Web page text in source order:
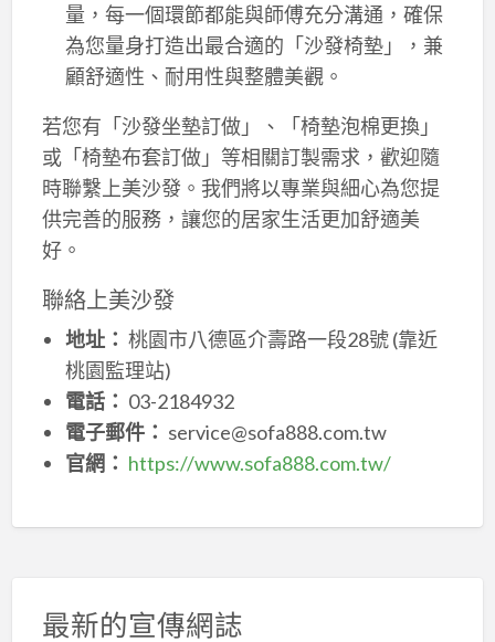
量，每一個環節都能與師傅充分溝通，確保
為您量身打造出最合適的「沙發椅墊」，兼
顧舒適性、耐用性與整體美觀。
若您有「沙發坐墊訂做」、「椅墊泡棉更換」
或「椅墊布套訂做」等相關訂製需求，歡迎隨
時聯繫上美沙發。我們將以專業與細心為您提
供完善的服務，讓您的居家生活更加舒適美
好。
聯絡上美沙發
地址： 桃園市八德區介壽路一段28號 (靠近
桃園監理站)
電話： 03-2184932
電子郵件： service@sofa888.com.tw
官網： https://www.sofa888.com.tw/
最新的宣傳網誌